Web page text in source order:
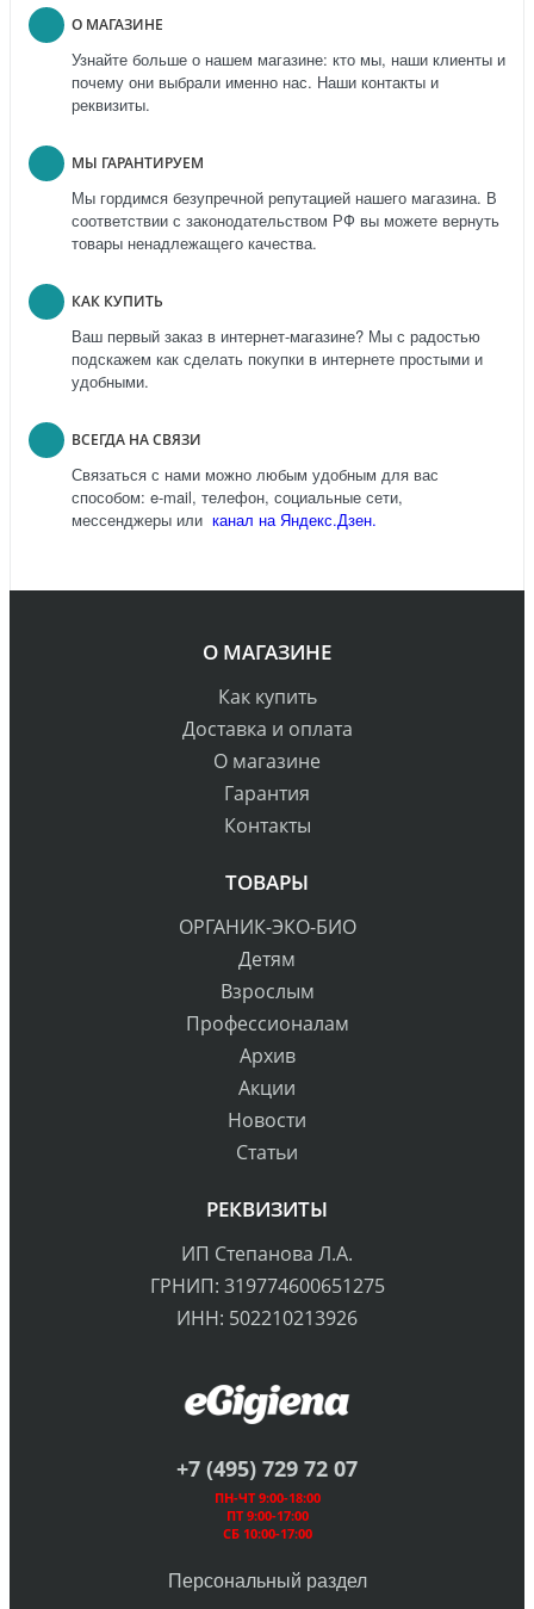
О МАГАЗИНЕ
Узнайте больше о нашем магазине: кто мы, наши клиенты и
почему они выбрали именно нас. Наши контакты и
реквизиты.
МЫ ГАРАНТИРУЕМ
Мы гордимся безупречной репутацией нашего магазина. В
соответствии с законодательством РФ вы можете вернуть
товары ненадлежащего качества.
КАК КУПИТЬ
Ваш первый заказ в интернет-магазине? Мы с радостью
подскажем как сделать покупки в интернете простыми и
удобными.
ВСЕГДА НА СВЯЗИ
Связаться с нами можно любым удобным для вас
способом: e-mail, телефон, социальные сети,
мессенджеры или канал на Яндекс.Дзен.
О МАГАЗИНЕ
Как купить
Доставка и оплата
О магазине
Гарантия
Контакты
ТОВАРЫ
ОРГАНИК-ЭКО-БИО
Детям
Взрослым
Профессионалам
Архив
Акции
Новости
Статьи
РЕКВИЗИТЫ
ИП Степанова Л.А.
ГРНИП: 319774600651275
ИНН: 502210213926
+7 (495) 729 72 07
ПН-ЧТ 9:00-18:00
ПТ 9:00-17:00
СБ 10:00-17:00
Персональный раздел